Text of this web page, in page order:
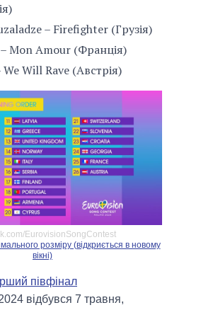
– Firefighter (Грузія)
Mon Amour (Франція)
Will Rave (Австрія)
EurovisionSongContest
розміру (відкриється в новому
вікні)
півфінал
відбувся 7 травня,